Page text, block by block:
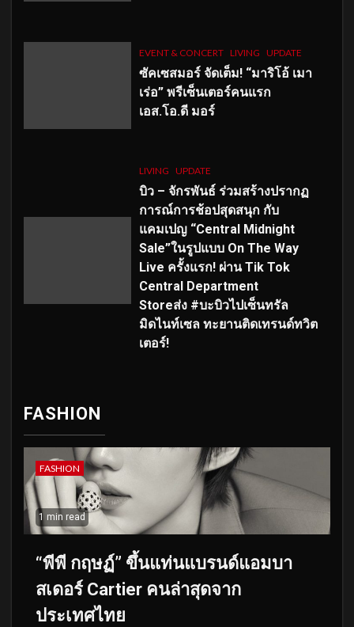
EVENT & CONCERT LIVING UPDATE
ซัคเซสมอร์ จัดเต็ม! “มาริโอ้ เมา
เร่อ” พรีเซ็นเตอร์คนแรก
เอส.โอ.ดี มอร์
LIVING UPDATE
บิว – จักรพันธ์ ร่วมสร้างปรากฏ
การณ์การช้อปสุดสนุก กับ
แคมเปญ “Central Midnight
Sale”ในรูปแบบ On The Way
Live ครั้งแรก! ผ่าน Tik Tok
Central Department
Storeส่ง #บะบิวไปเซ็นทรัล
มิดไนท์เซล ทะยานติดเทรนด์ทวิต
เตอร์!
FASHION
FASHION
1 min read
“พีพี กฤษฏ์” ขึ้นแท่นแบรนด์แอมบา
สเดอร์ Cartier คนล่าสุดจาก
ประเทศไทย